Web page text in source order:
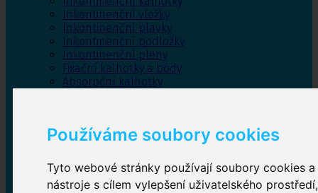
Používáme soubory cookies
Tyto webové stránky používají soubory cookies
nástroje s cílem vylepšení uživatelského
Inkontinenční vložky
Inkontinenční plavky
Inkontinenční podložky
Inkontinenční pleny
Fixační kalhotky a body
Absorpční kalhotky
Inkontinenční kalhotky